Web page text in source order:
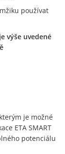
používat
výše uvedené
je možné
ETA SMART
potenciálu